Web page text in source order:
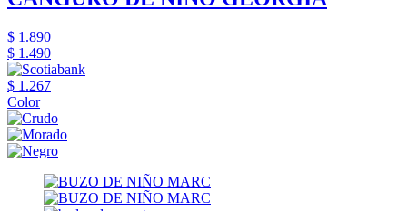
$ 1.890
$ 1.490
$ 1.267
Color